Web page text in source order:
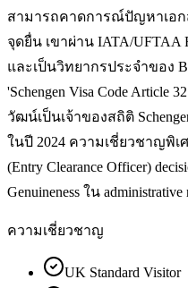
สามารถคาดการณ์ปัญหาเอก
จุดยื่น เขาผ่าน IATA/UFTAA
และเป็นวิทยากรประจำของ
'Schengen Visa Code Article
วัฒน์เป็นเจ้าของสถิติ
ในปี 2024 ความเชี่ยวชาญพิ
(Entry Clearance Officer)
Genuineness ใน administrative
ความเชี่ยวชาญ
UK Standard Visitor